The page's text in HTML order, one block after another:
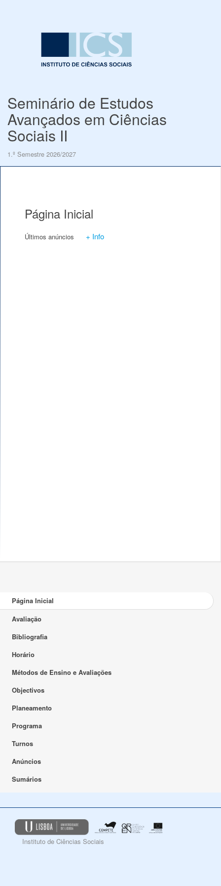
Seminário de Estudos
Avançados em Ciências
Sociais II
1.º Semestre 2026/2027
Página Inicial
Últimos anúncios + Info
Página Inicial
Avaliação
Bibliografia
Horário
Métodos de Ensino e Avaliações
Objectivos
Planeamento
Programa
Turnos
Anúncios
Sumários
Instituto de Ciências Sociais